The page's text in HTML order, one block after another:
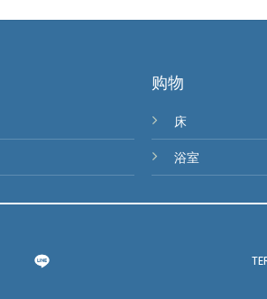
购物
床
浴室